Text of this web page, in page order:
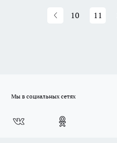
10 11
Мы в социальных сетях